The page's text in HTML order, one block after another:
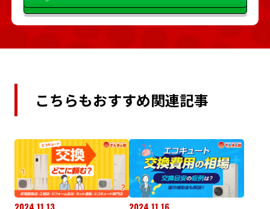
こちらもおすすめ関連記事